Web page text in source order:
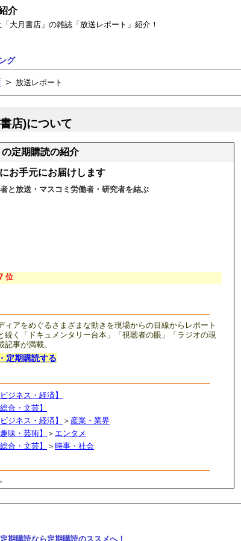
介
大月書店」の雑誌「放送レポート」紹介！
グ
＞ 放送レポート
店)について
定期購読の紹介
お手元にお届けします
と放送・マスコミ労働者・研究者を結ぶ
位
ィアをめぐるさまざまな動きを現場からの目線からレポート
続く「ドキュメンタリー台本」「視聴者の眼」「ラジオの現
事が満載。
定期購読する
ビジネス・経済】
総合・文芸】
ビジネス・経済】 ＞ 産業・業界
趣味・芸術】 ＞ エンタメ
総合・文芸】 ＞ 時事・社会
期購読なら定期購読のススメへ！